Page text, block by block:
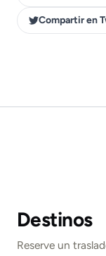
Compartir en
Destinos
Reserve un